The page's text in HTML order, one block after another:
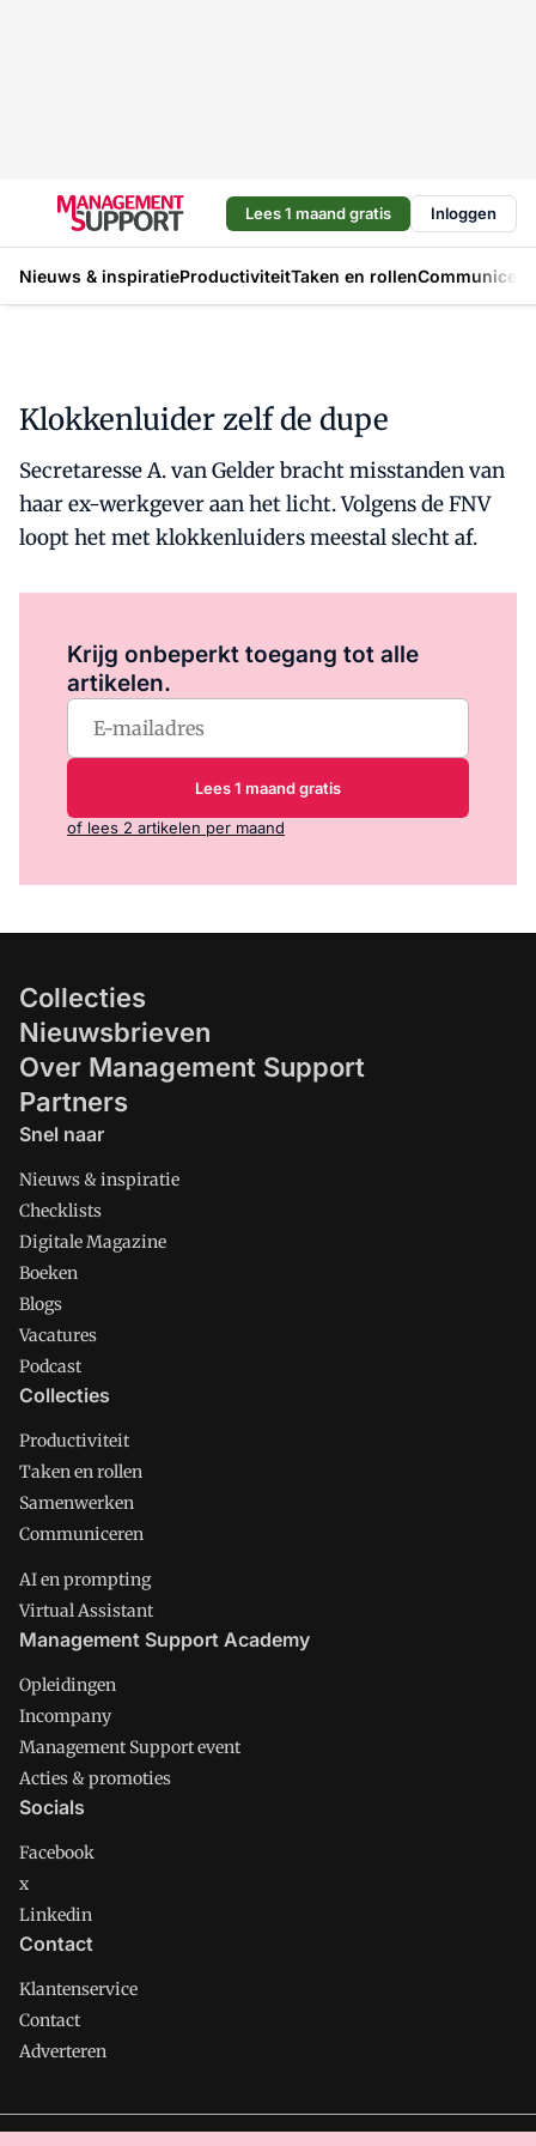
Lees 1 maand gratis Inloggen
Nieuws & inspiratieProductiviteitTaken en rollen
Klokkenluider zelf de dupe
Secretaresse A. van Gelder bracht misstanden van
haar ex-werkgever aan het licht. Volgens de FNV
loopt het met klokkenluiders meestal slecht af.
Krijg onbeperkt toegang tot alle
artikelen.
Lees 1 maand gratis
of lees 2 artikelen per maand
Collecties
Nieuwsbrieven
Over Management Support
Partners
Snel naar
Nieuws & inspiratie
Checklists
Digitale Magazine
Boeken
Blogs
Vacatures
Podcast
Collecties
Productiviteit
Taken en rollen
Samenwerken
Communiceren
AI en prompting
Virtual Assistant
Management Support Academy
Opleidingen
Incompany
Management Support event
Acties & promoties
Socials
Facebook
x
Linkedin
Contact
Klantenservice
Contact
Adverteren